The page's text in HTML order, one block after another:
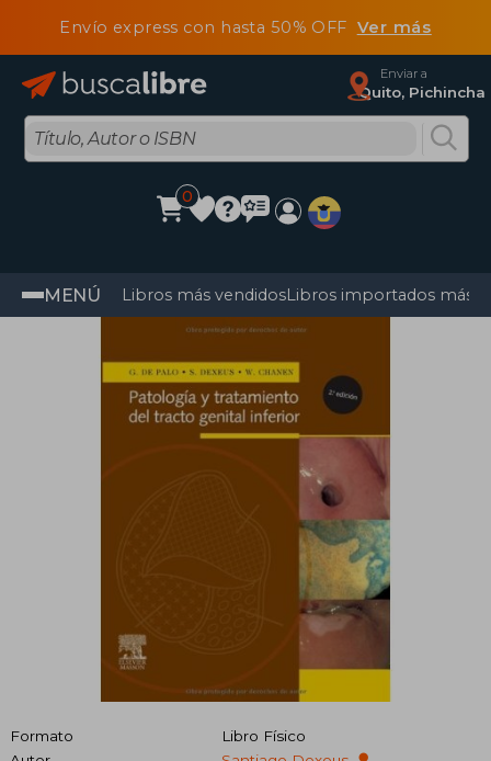
Envío express con hasta 50% OFF Ver más
Enviar a
Quito, Pichincha
0
MENÚ Libros más vendidosLibros importados más
Formato
Libro Físico